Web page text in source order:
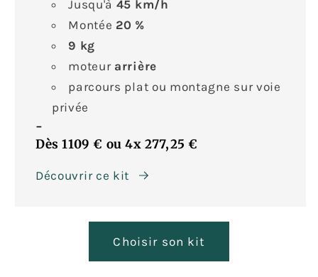
Jusqu'à 45 km/h
Montée 20 %
9 kg
moteurarrière
parcours plat ou montagne sur voie
privée
-
Dès 1109 € ou 4x277,25 €
Découvrir ce kit
Choisir son kit